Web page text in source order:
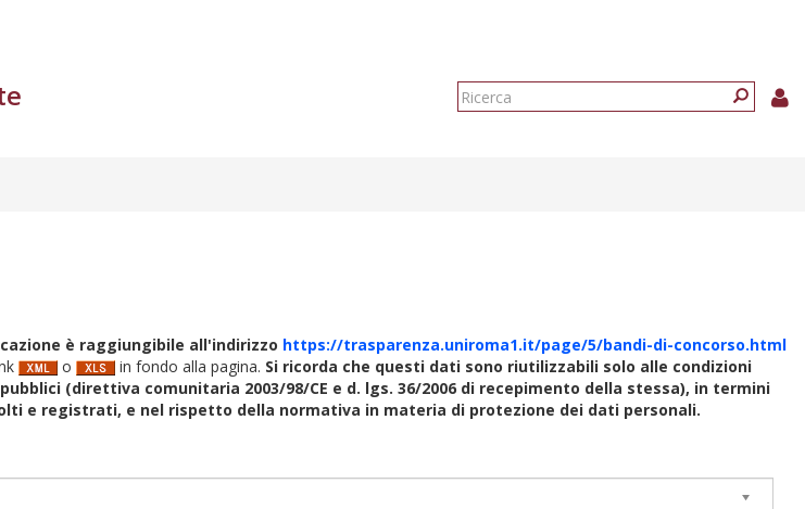
Form
è raggiungibile all'indirizzo https://trasparenza.uniroma1.it/page/5/bandi-di-concorso.html
o in fondo alla pagina. Si ricorda che questi dati sono riutilizzabili solo alle condizioni
(direttiva comunitaria 2003/98/CE e d. lgs. 36/2006 di recepimento della stessa), in termini
e registrati, e nel rispetto della normativa in materia di protezione dei dati personali.